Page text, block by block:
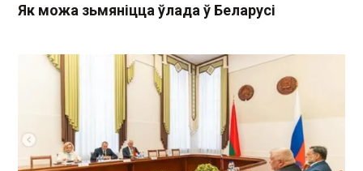
Як можа зьмяніцца ўлада ў Беларусі